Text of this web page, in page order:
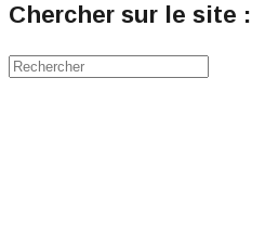
Chercher sur le site :